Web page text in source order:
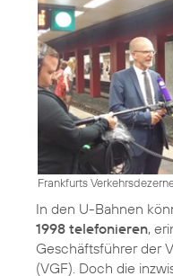
Frankfurts
In den U-Bahnen
1998 telefonieren,
Geschäftsführer der
(VGF). Doch die